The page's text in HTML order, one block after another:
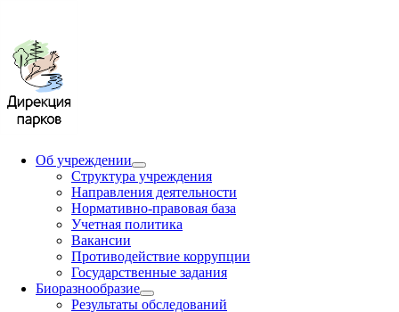
Об учреждении
Структура учреждения
Направления деятельности
Нормативно-правовая база
Учетная политика
Вакансии
Противодействие коррупции
Государственные задания
Биоразнообразие
Результаты обследований